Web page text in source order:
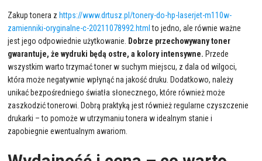
Zakup tonera z https://www.drtusz.pl/tonery-do-hp-laserjet-m110w-
zamienniki-oryginalne-c-20211078992.html to jedno, ale równie ważne
jest jego odpowiednie użytkowanie.
Dobrze przechowywany toner
gwarantuje, że wydruki będą ostre, a kolory intensywne. Przede
wszystkim warto trzymać toner w suchym miejscu, z dala od wilgoci,
która może negatywnie wpłynąć na jakość druku. Dodatkowo, należy
unikać bezpośredniego światła słonecznego, które również może
zaszkodzić tonerowi. Dobrą praktyką jest również regularne czyszczenie
drukarki – to pomoże w utrzymaniu tonera w idealnym stanie i
zapobiegnie ewentualnym awariom.